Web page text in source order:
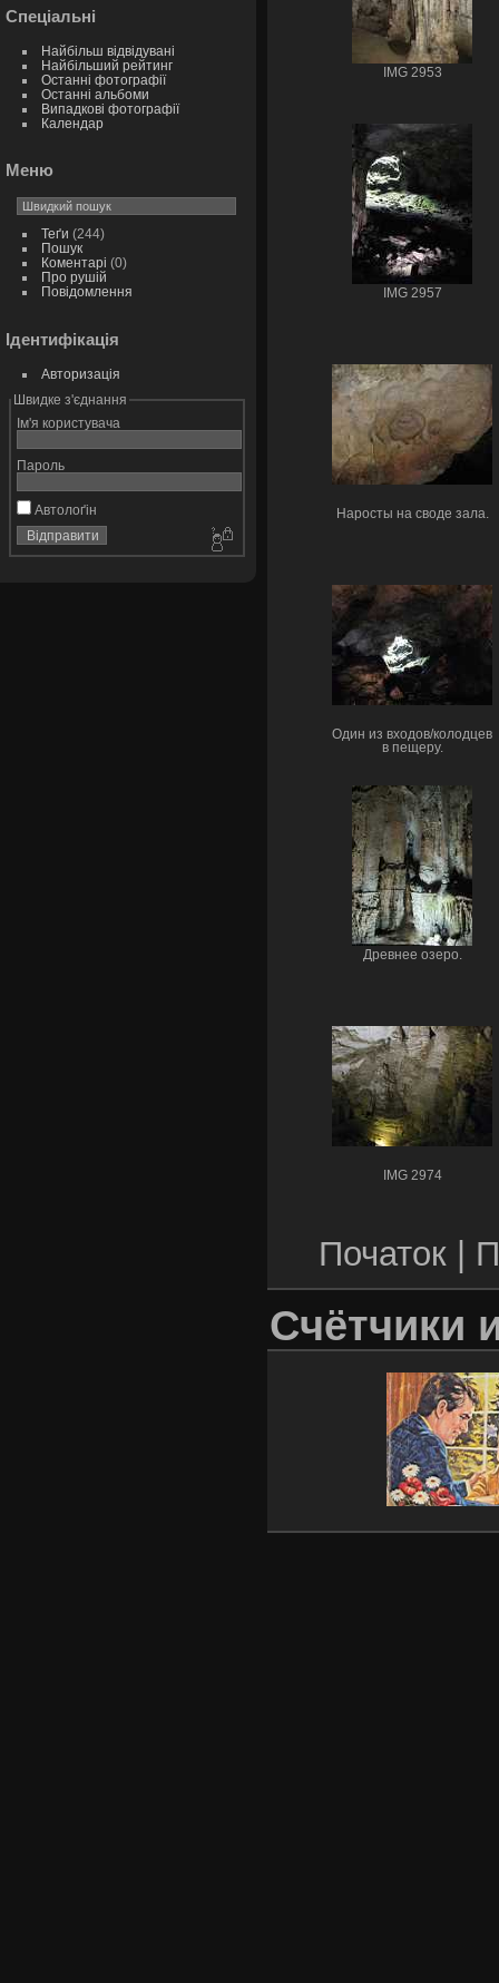
Спеціальні
Найбільш відвідувані
Найбільший рейтинг
Останні фотографії
Останні альбоми
Випадкові фотографії
Календар
Меню
Теґи (244)
Пошук
Коментарі (0)
Про рушій
Повідомлення
Ідентифікація
Авторизація
Швидке з'єднання
Ім'я користувача
Пароль
Автолоґін
IMG 2953
IMG 2957
Наросты на своде зала.
Один из входов/колодцев
в пещеру.
Древнее озеро.
IMG 2974
Початок |
Счётчики